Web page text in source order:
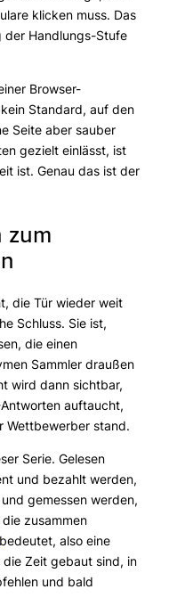
klicken muss. Das
der Handlungs-Stufe
Browser-
Standard, auf den
Seite aber sauber
gezielt einlässt, ist
ist. Genau das ist der
zum
die Tür wieder weit
Schluss. Sie ist,
die einen
Sammler draußen
wird dann sichtbar,
auftaucht,
Wettbewerber stand.
Serie. Gelesen
und bezahlt werden,
gemessen werden,
zusammen
bedeutet, also eine
Zeit gebaut sind, in
und bald